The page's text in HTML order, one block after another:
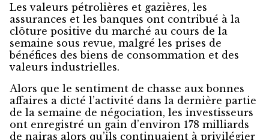
Les valeurs pétrolières et gazières, les
assurances et les banques ont contribué à la
clôture positive du marché au cours de la
semaine sous revue, malgré les prises de
bénéfices des biens de consommation et des
valeurs industrielles.
Alors que le sentiment de chasse aux bonnes
affaires a dicté l’activité dans la dernière partie
de la semaine de négociation, les investisseurs
ont enregistré un gain d’environ 178 milliards
de nairas alors qu’ils continuaient à privilégier